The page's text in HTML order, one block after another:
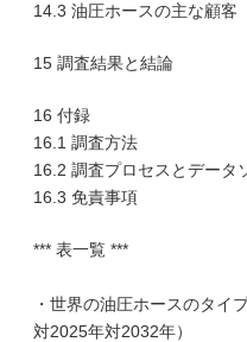
14.3 油圧ホースの主な顧客
15 調査結果と結論
16 付録
16.1 調査方法
16.2 調査プロセスとデータ
16.3 免責事項
*** 表一覧 ***
・世界の油圧ホースのタイ
対2025年対2032年）